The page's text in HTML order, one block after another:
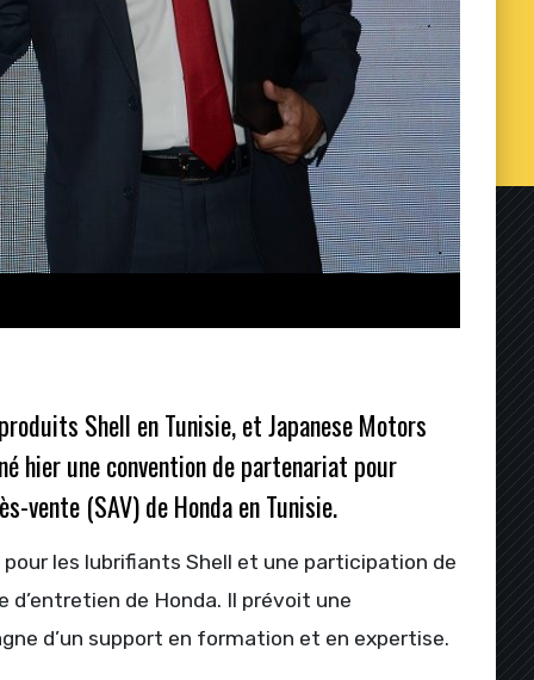
Shell en Tunisie, et Japanese Motors
hier une convention de partenariat pour
vente (SAV) de Honda en Tunisie.
les lubrifiants Shell et une participation de
d’entretien de Honda. Il prévoit une
d’un support en formation et en expertise.